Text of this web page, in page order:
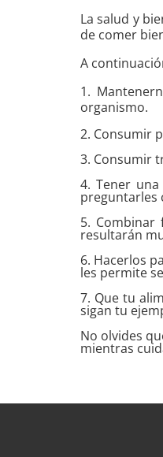
La salud y
de comer
A
1.
organismo.
2. Consumir
3. Consumir
4. Tener
preguntarles
5.
resultarán
6. Hacerlos
les permite
7. Que tu
sigan tu
No olvides
mientras